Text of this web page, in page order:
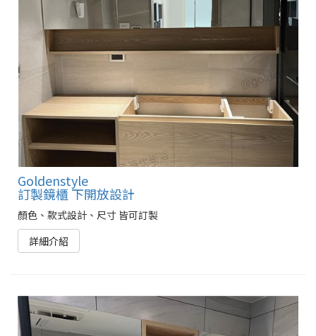
Goldenstyle
訂製鏡櫃 下開放設計
顏色、款式設計、尺寸 皆可訂製
詳細介紹